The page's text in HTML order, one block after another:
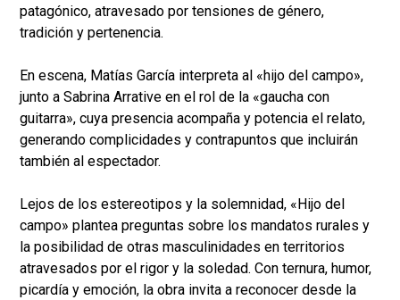
patagónico, atravesado por tensiones de género,
tradición y pertenencia.
En escena, Matías García interpreta al «hijo del campo»,
junto a Sabrina Arrative en el rol de la «gaucha con
guitarra», cuya presencia acompaña y potencia el relato,
generando complicidades y contrapuntos que incluirán
también al espectador.
Lejos de los estereotipos y la solemnidad, «Hijo del
campo» plantea preguntas sobre los mandatos rurales y
la posibilidad de otras masculinidades en territorios
atravesados por el rigor y la soledad. Con ternura, humor,
picardía y emoción, la obra invita a reconocer desde la